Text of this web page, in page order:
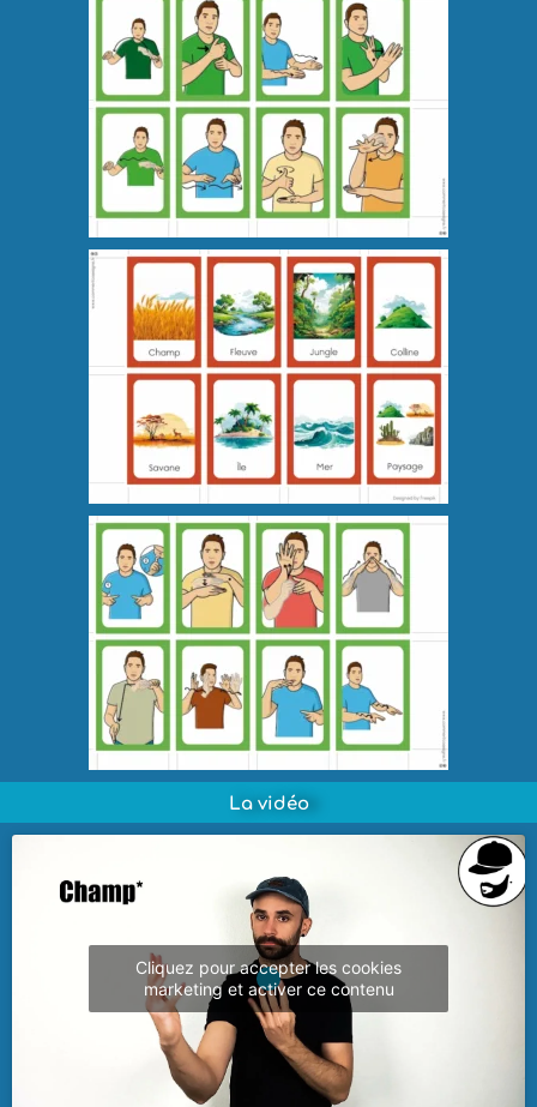
La vidéo
Cliquez pour accepter les cookies
marketing et activer ce contenu